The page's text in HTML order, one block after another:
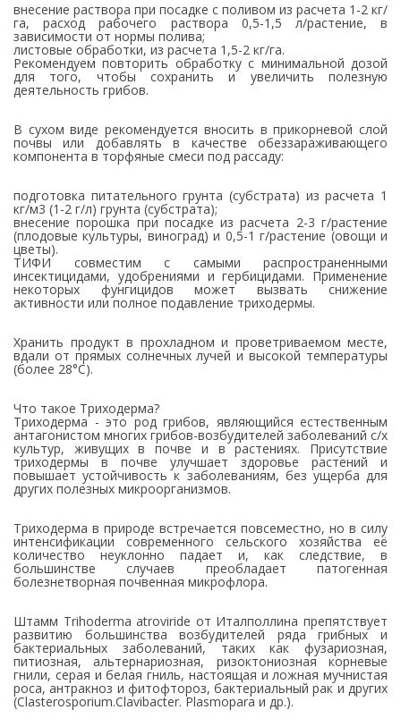
внесение раствора при посадке с поливом из расчета 1-2 кг/
га, расход рабочего раствора 0,5-1,5 л/растение, в
зависимости от нормы полива;
листовые обработки, из расчета 1,5-2 кг/га.
Рекомендуем повторить обработку с минимальной дозой
для того, чтобы сохранить и увеличить полезную
деятельность грибов.
В сухом виде рекомендуется вносить в прикорневой слой
почвы или добавлять в качестве обеззараживающего
компонента в торфяные смеси под рассаду:
подготовка питательного грунта (субстрата) из расчета 1
кг/м3 (1-2 г/л) грунта (субстрата);
внесение порошка при посадке из расчета 2-3 г/растение
(плодовые культуры, виноград) и 0,5-1 г/растение (овощи и
цветы).
ТИФИ совместим с самыми распространенными
инсектицидами, удобрениями и гербицидами. Применение
некоторых фунгицидов может вызвать снижение
активности или полное подавление триходермы.
Хранить продукт в прохладном и проветриваемом месте,
вдали от прямых солнечных лучей и высокой температуры
(более 28°С).
Что такое Триходерма?
Триходерма - это род грибов, являющийся естественным
антагонистом многих грибов-возбудителей заболеваний с/х
культур, живущих в почве и в растениях. Присутствие
триходермы в почве улучшает здоровье растений и
повышает устойчивость к заболеваниям, без ущерба для
других полезных микроорганизмов.
Триходерма в природе встречается повсеместно, но в силу
интенсификации современного сельского хозяйства её
количество неуклонно падает и, как следствие, в
большинстве случаев преобладает патогенная
болезнетворная почвенная микрофлора.
Штамм Trihoderma atroviride от Италполлина препятствует
развитию большинства возбудителей ряда грибных и
бактериальных заболеваний, таких как фузариозная,
питиозная, альтернариозная, ризоктониозная корневые
гнили, серая и белая гниль, настоящая и ложная мучнистая
роса, антракноз и фитофтороз, бактериальный рак и других
(Clasterosporium.Clavibacter. Plasmopara и др.).